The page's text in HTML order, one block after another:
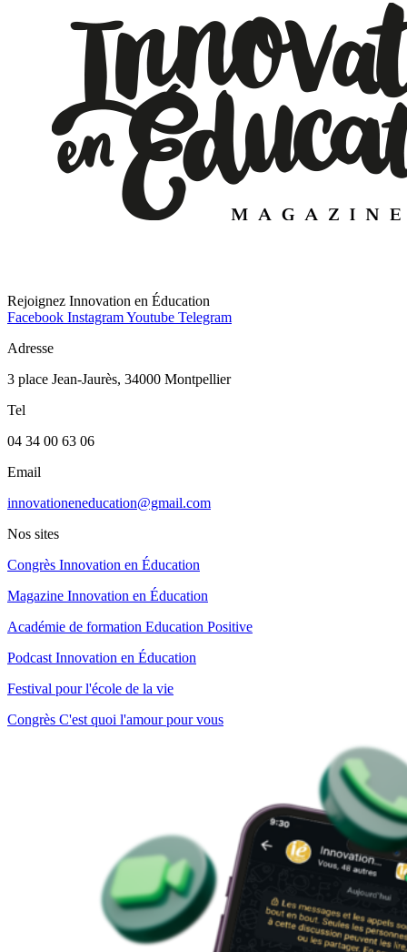
Rejoignez Innovation en Éducation
Facebook InstagramYoutube Telegram
Adresse
3 place Jean-Jaurès, 34000 Montpellier
Tel
04 34 00 63 06
Email
innovationeneducation@gmail.com
Nos sites
Congrès Innovation en Éducation
Magazine Innovation en Éducation
Académie de formation Education Positive
Podcast Innovation en Éducation
Festival pour l'école de la vie
Congrès C'est quoi l'amour pour vous